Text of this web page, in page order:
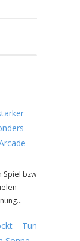
Spiel bzw
– Tun